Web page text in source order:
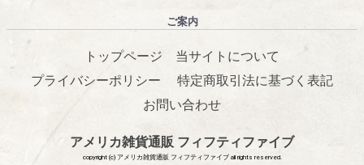
ご案内
トップページ
当サイトについて
プライバシーポリシー
特定商取引法に基づく表記
お問い合わせ
アメリカ雑貨通販 フィフティファイブ
copyright (c) アメリカ雑貨通販 フィフティファイブ all rights reserved.